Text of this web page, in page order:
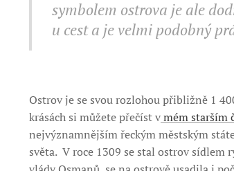
symbolem ostrova je ale
u cest a je velmi podobný
Ostrov je se svou rozlohou přibližně 1
krásách si můžete přečíst vmém starším
nejvýznamnějším řeckým městským
světa. V roce 1309 se stal ostrov